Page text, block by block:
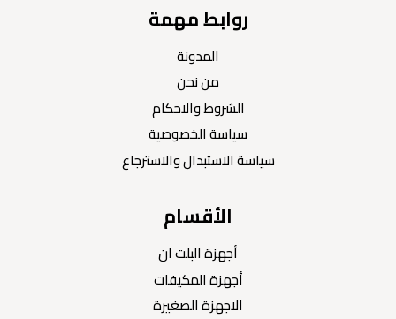
روابط مهمة
المدونة
من نحن
الشروط والاحكام
سياسة الخصوصية
سياسة الاستبدال والاسترجاع
الأقسام
أجهزة البلت ان
أجهزة المكيفات
الاجهزة الصغيرة